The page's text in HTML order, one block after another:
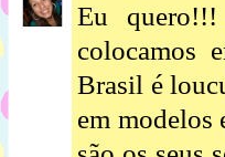
Eu
colocamos
Brasil é
em modelos